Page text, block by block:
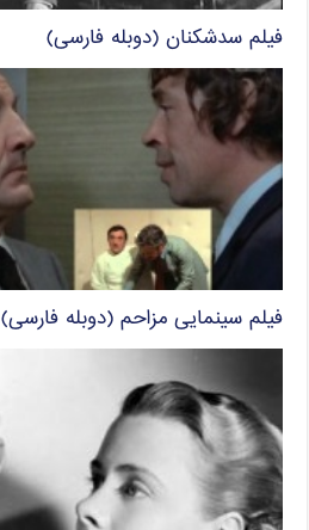
فیلم سدشکنان (دوبله فارسی)
فیلم سینمایی مزاحم (دوبله فارسی)